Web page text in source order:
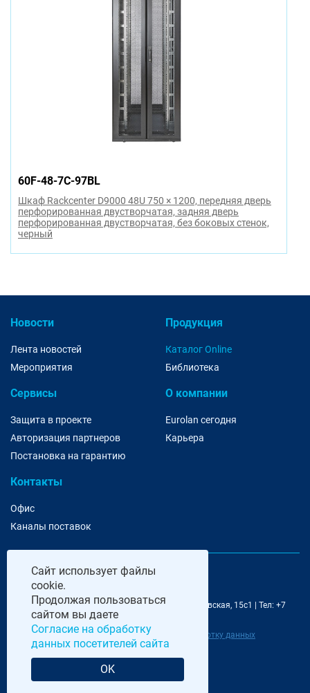
60F-48-7C-97BL
Шкаф Rackcenter D9000 48U 750 × 1200, передняя дверь
перфорированная двустворчатая, задняя дверь
перфорированная двустворчатая, без боковых стенок,
черный
Новости
Лента новостей
Мероприятия
Продукция
Каталог Online
Библиотека
Сервисы
Защита в проекте
Авторизация партнеров
Постановка на гарантию
О компании
Eurolan сегодня
Карьера
Контакты
Офис
Каналы поставок
@ 2006-2026 Eurolan | 115193, Москва, 7-я Кожуховская, 15с1 | Тел: +7
495 252 07 99 | E-Mail: moscow@eurolan.ru
Политика обработки данных|Согласие на обработку данных
посетителей сайта
Разработка и сопровождение сайта
Сайт использует файлы
cookie.
Продолжая пользоваться
сайтом вы даете
Согласие на обработку
данных посетителей сайта
OK